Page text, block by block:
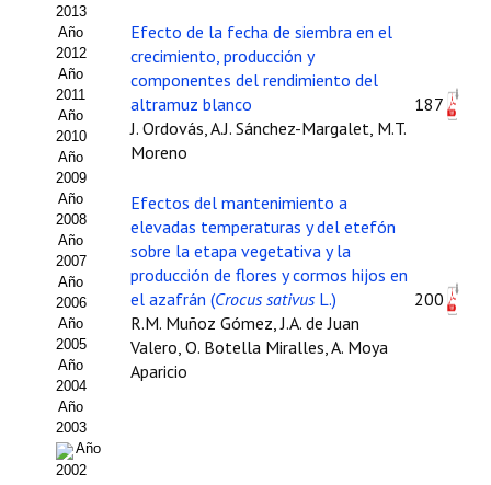
Propuesta Volumen Especial
Sello Calidad FECYT
Premio Prensa Agraria
Buscador de Artículos
JORNADAS AIDA
Presentación Jornadas
Comunicaciones
Jornadas PAM 2026
Premio Jóvenes Investigadores
Buscador de Comunicaciones
2013
Año
2012
Año
2011
Año
2010
Año
2009
Año
2008
Año
2007
Año
2006
Año
2005
Año
2004
Año
2003
Año
2002
Efecto de la fecha de siembra en el
crecimiento, producción y
componentes del rendimiento del
altramuz blanco
J. Ordovás, A.J. Sánchez-Margalet, M.T.
Moreno
187
Efectos del mantenimiento a
elevadas temperaturas y del etefón
sobre la etapa vegetativa y la
producción de flores y cormos hijos en
el azafrán (Crocus sativusL.)
R.M. Muñoz Gómez, J.A. de Juan
Valero, O. Botella Miralles, A. Moya
Aparicio
200